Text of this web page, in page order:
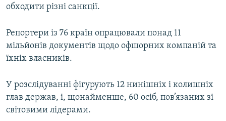
обходити різні санкції.
Репортери із 76 країн опрацювали понад 11
мільйонів документів щодо офшорних компаній та
їхніх власників.
У розслідуванні фігурують 12 нинішніх і колишніх
глав держав, і, щонайменше, 60 осіб, пов’язаних зі
світовими лідерами.